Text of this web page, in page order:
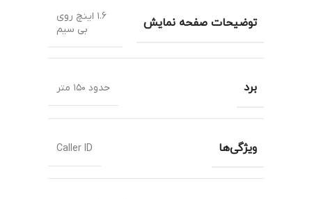
توضیحات صفحه نمایش
۱.۶ اینچ روی
بی سیم
برد حدود ۱۵۰ متر
ویژگی‌ها Caller ID